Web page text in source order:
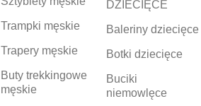
Trampki męskie
Trapery męskie
Buty trekkingowe
męskie
DZIECIĘCE
Baleriny dziecięce
Botki dziecięce
Buciki
niemowlęce